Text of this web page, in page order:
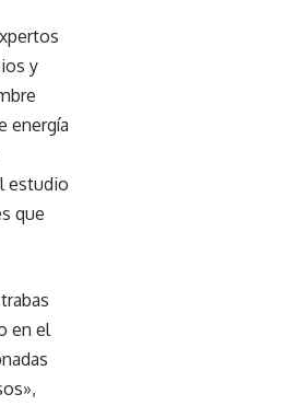
y
energía
estudio
que
en el